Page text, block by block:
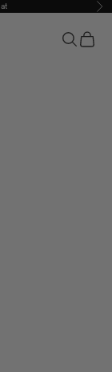
Ouvrir la
Voir